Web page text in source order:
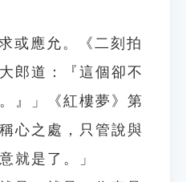
或應允。《二刻拍
郎道：『這個卻不
』」《紅樓夢》第
心之處，只管說與
就是了。」